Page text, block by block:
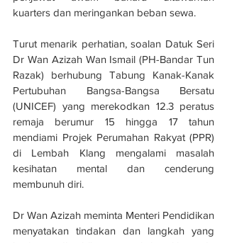
kuarters dan meringankan beban sewa.
Turut menarik perhatian, soalan Datuk Seri
Dr Wan Azizah Wan Ismail (PH-Bandar Tun
Razak) berhubung Tabung Kanak-Kanak
Pertubuhan Bangsa-Bangsa Bersatu
(UNICEF) yang merekodkan 12.3 peratus
remaja berumur 15 hingga 17 tahun
mendiami Projek Perumahan Rakyat (PPR)
di Lembah Klang mengalami masalah
kesihatan mental dan cenderung
membunuh diri.
Dr Wan Azizah meminta Menteri Pendidikan
menyatakan tindakan dan langkah yang